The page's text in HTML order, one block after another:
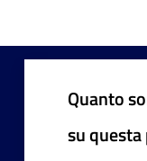
Quanto
su